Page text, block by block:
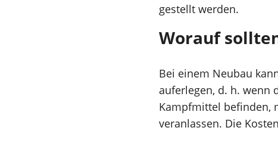
gestellt werden.
Worauf
Bei einem Neubau
auferlegen, d. h. wenn
Kampfmittel befinden,
veranlassen. Die